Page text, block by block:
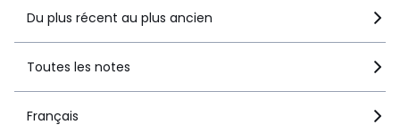
Du plus récent au plus ancien
Toutes les notes
Français